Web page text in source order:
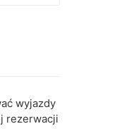
wyjazdy
rezerwacji